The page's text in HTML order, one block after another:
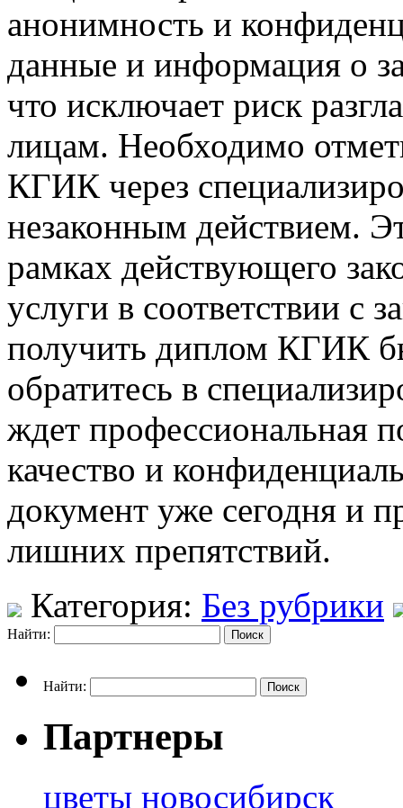
анонимность и
данные и информация о
что исключает риск
лицам. Необходимо
КГИК через
незаконным действием.
рамках действующего
услуги в соответствии с
получить диплом КГИК
обратитесь в
ждет профессиональная
качество и
документ уже сегодня и
лишних препятствий.
Категория: Без рубрики
Найти:
Найти:
Партнеры
цветы новосибирск